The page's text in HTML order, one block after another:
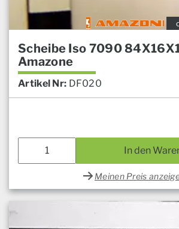
Scheibe Iso 7090
Amazone
Artikel Nr: DF020
In den
Meinen Preis